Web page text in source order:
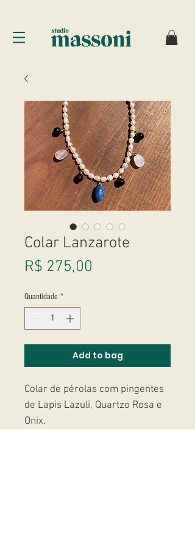
Colar Lanzarote
R$ 275,00
Quantidade *
Add to bag
Colar de pérolas com pingentes
de Lapis Lazuli, Quartzo Rosa e
Onix.